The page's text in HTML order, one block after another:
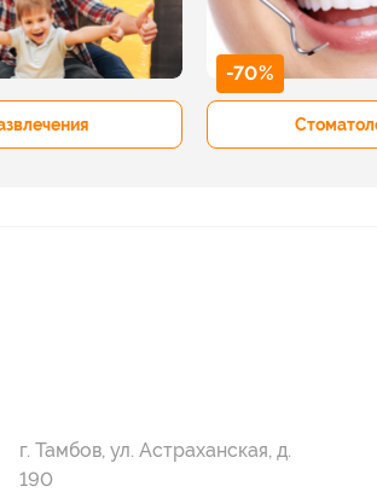
-70%
г. Тамбов, ул. Астраханская, д.
190